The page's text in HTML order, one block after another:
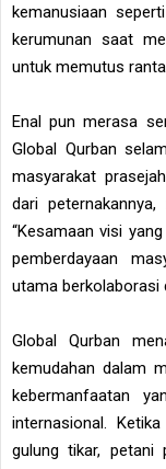
kemanusiaan
kerumunan saat
untuk memutus
Enal pun merasa
Global Qurban
masyarakat
dari
“Kesamaan visi
pemberdayaan
utama berkolaborasi
Global Qurban
kemudahan dalam
kebermanfaatan
internasional.
gulung tikar, petani